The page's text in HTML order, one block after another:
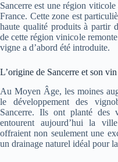
Sancerre est une région
France. Cette zone est
haute qualité produits à partir
de cette région vinicole
vigne a d’abord été introduite.
L’origine de Sancerre et son vin
Au Moyen Âge, les moines
le développement des
Sancerre. Ils ont planté des
entourent aujourd’hui la
offraient non seulement une
un drainage naturel idéal pour